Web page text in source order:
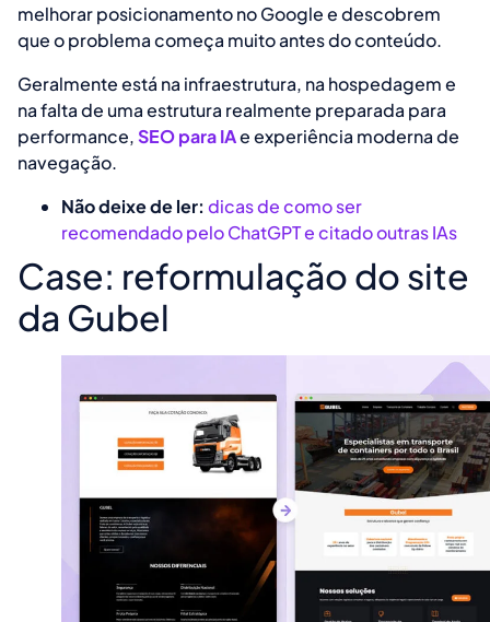
melhorar posicionamento no Google e descobrem
que o problema começa muito antes do conteúdo.
Geralmente está na infraestrutura, na hospedagem e
na falta de uma estrutura realmente preparada para
performance,SEO para IAe experiência moderna de
navegação.
Não deixe de ler: dicas de como ser
recomendado pelo ChatGPT e citado outras IAs
Case: reformulação do site
da Gubel